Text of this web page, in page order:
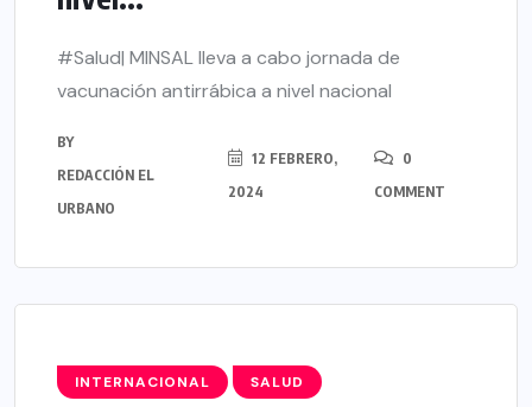
#Salud| MINSAL lleva a cabo jornada de
vacunación antirrábica a nivel nacional
BY
REDACCIÓN EL
URBANO
12 FEBRERO,
2024
0
COMMENT
INTERNACIONAL SALUD